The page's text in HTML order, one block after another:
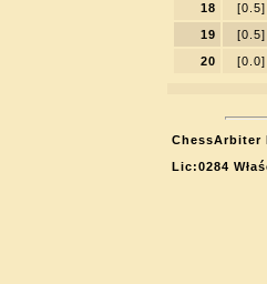
18
[0.5]
19
[0.5]
20
[0.0]
ChessArbiter
Lic:0284